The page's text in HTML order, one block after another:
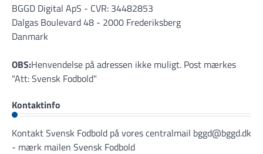
BGGD Digital ApS - CVR: 34482853
Dalgas Boulevard 48 - 2000 Frederiksberg
Danmark
OBS:Henvendelse på adressen ikke muligt. Post mærkes
"Att: Svensk Fodbold"
Kontaktinfo
Kontakt Svensk Fodbold på vores centralmail bggd@bggd.dk
- mærk mailen Svensk Fodbold